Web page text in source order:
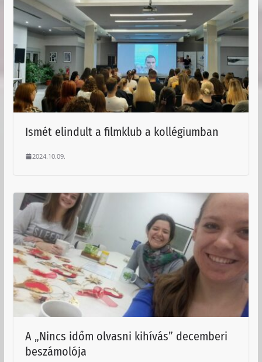
Ismét elindult a filmklub a kollégiumban
2024.10.09.
A „Nincs időm olvasni kihívás” decemberi
beszámolója